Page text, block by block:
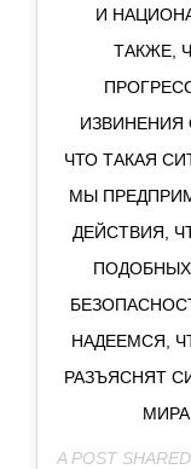
И
ТАКЖЕ,
ИЗВИНЕНИЯ
ЧТО ТАКАЯ
МЫ
ДЕЙСТВИЯ,
НАДЕЕМСЯ,
РАЗЪЯСНЯТ
A POST